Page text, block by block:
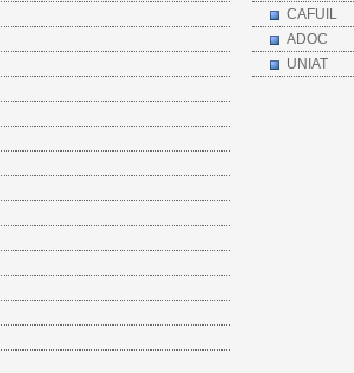
CAFUIL
ADOC
UNIAT